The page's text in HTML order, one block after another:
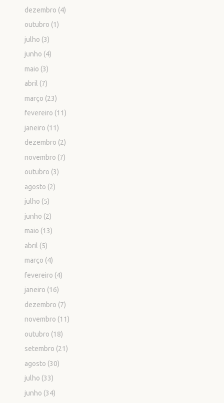
dezembro (4)
outubro (1)
julho (3)
junho (4)
maio (3)
abril (7)
março (23)
fevereiro (11)
janeiro (11)
dezembro (2)
novembro (7)
outubro (3)
agosto (2)
julho (5)
junho (2)
maio (13)
abril (5)
março (4)
fevereiro (4)
janeiro (16)
dezembro (7)
novembro (11)
outubro (18)
setembro (21)
agosto (30)
julho (33)
junho (34)